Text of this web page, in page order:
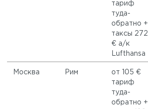
тариф
туда-
обратно +
таксы 272
€ а/к
Lufthansa
Москва Рим
от 105 €
тариф
туда-
обратно +